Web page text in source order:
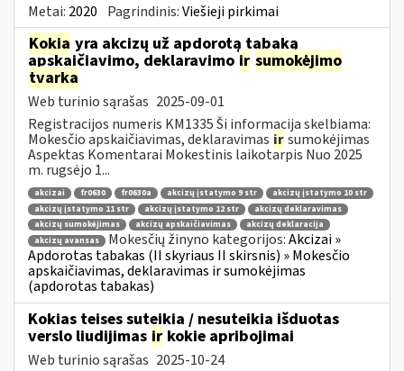
Metai: 2020 Pagrindinis:Viešieji pirkimai
Kokia yra akcizų už apdorotą tabaką
apskaičiavimo, deklaravimo ir sumokėjimo
tvarka
Web turinio sąrašas 2025-09-01
Registracijos numeris KM1335 Ši informacija skelbiama:
Mokesčio apskaičiavimas, deklaravimas irsumokėjimas
Aspektas Komentarai Mokestinis laikotarpis Nuo 2025
m. rugsėjo 1...
akcizai fr0630 fr0630a akcizų įstatymo 9 str
akcizų įstatymo 10 str
akcizų įstatymo 11 str
akcizų įstatymo 12 str
akcizų deklaravimas
akcizų sumokėjimas
akcizų apskaičiavimas
akcizų deklaracija
akcizų avansas
Mokesčių žinyno kategorijos:Akcizai »
Apdorotas tabakas (II skyriaus II skirsnis) » Mokesčio
apskaičiavimas, deklaravimas ir sumokėjimas
(apdorotas tabakas)
Kokias teises suteikia / nesuteikia išduotas
verslo liudijimas ir kokie apribojimai
Web turinio sąrašas 2025-10-24